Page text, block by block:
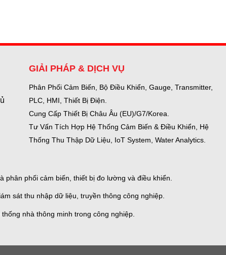
GIẢI PHÁP & DỊCH VỤ
Phân Phối Cảm Biến, Bộ Điều Khiển, Gauge, Transmitter,
PLC, HMI, Thiết Bị Điện.
Cung Cấp Thiết Bị Châu Âu (EU)/G7/Korea.
Tư Vấn Tích Hợp Hệ Thống Cảm Biến & Điều Khiển, Hệ
Thống Thu Thập Dữ Liệu, IoT System, Water Analytics.
phân phối cảm biến, thiết bị đo lường và điều khiển.
sát thu nhập dữ liệu, truyền thông công nghiệp.
nhà thông minh trong công nghiệp.